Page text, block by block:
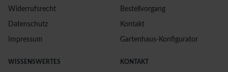
Widerrufsrecht
Datenschutz
Impressum
Bestellvorgang
Kontakt
Gartenhaus-Konfigurator
WISSENSWERTES KONTAKT